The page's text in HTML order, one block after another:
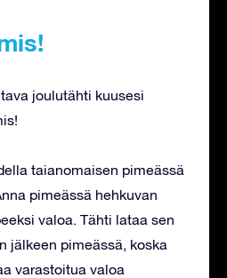
joulutähti kuusesi
taianomaisen pimeässä
pimeässä hehkuvan
valoa. Tähti lataa sen
jälkeen pimeässä, koska
varastoitua valoa